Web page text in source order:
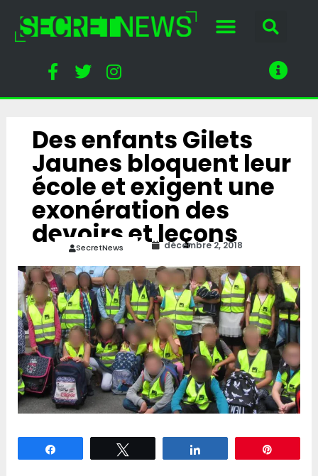
Des enfants Gilets
Jaunes bloquent leur
école et exigent une
exonération des
devoirs et leçons
SecretNews décembre 2, 2018